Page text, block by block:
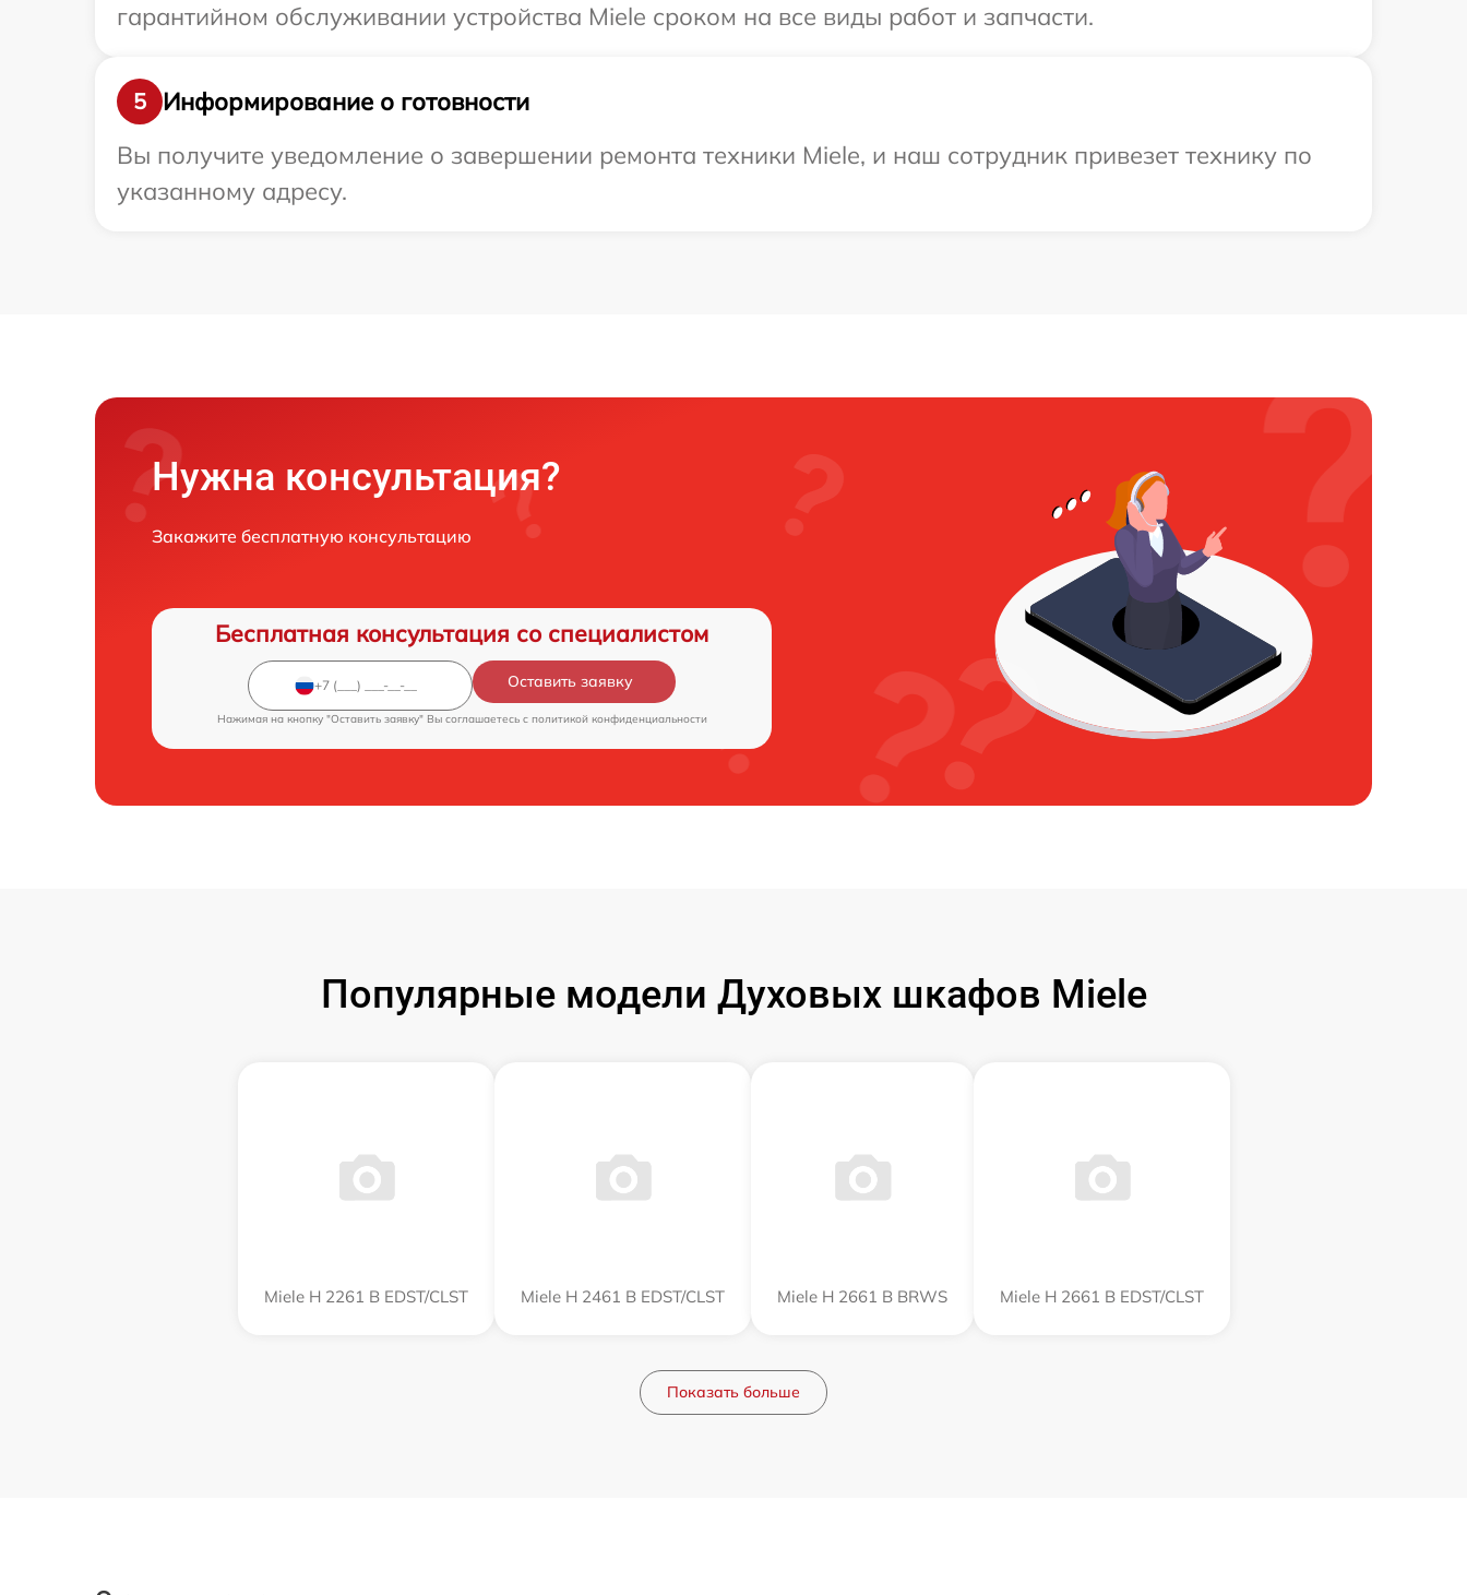
гарантийном обслуживании устройства Miele сроком на все виды работ и запчасти.
5
Информирование о готовности
Вы получите уведомление о завершении ремонта техники Miele, и наш сотрудник привезет технику по
указанному адресу.
Нужна консультация?
Закажите бесплатную консультацию
Бесплатная консультация со специалистом
Оставить заявку
Нажимая на кнопку "Оставить заявку" Вы соглашаетесь c политикой конфиденциальности
Популярные модели Духовых шкафов Miele
Miele H 2261 B EDST/CLST Miele H 2461 B EDST/CLST Miele H 2661 B BRWS Miele H 2661 B EDST/CLST
Показать больше